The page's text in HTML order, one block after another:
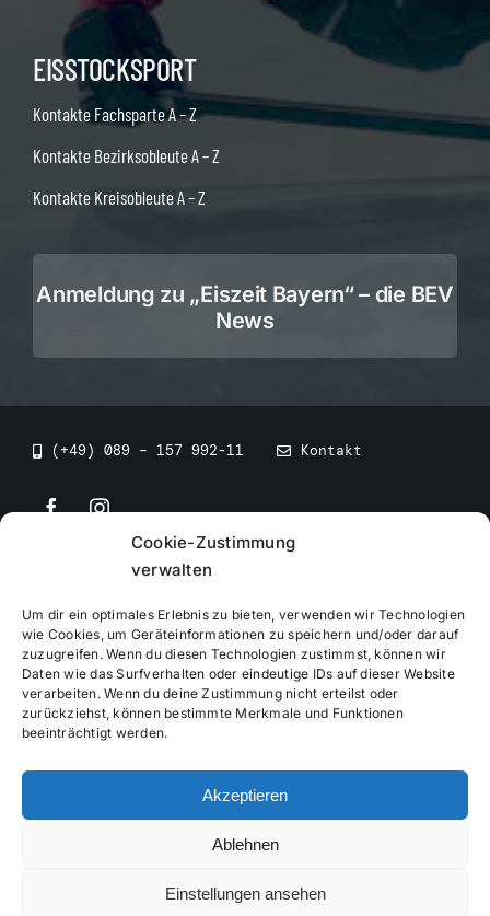
Cookie-Zustimmung
verwalten
Um dir ein optimales Erlebnis zu bieten, verwenden wir Technologien
wie Cookies, um Geräteinformationen zu speichern und/oder darauf
zuzugreifen. Wenn du diesen Technologien zustimmst, können wir
Daten wie das Surfverhalten oder eindeutige IDs auf dieser Website
verarbeiten. Wenn du deine Zustimmung nicht erteilst oder
zurückziehst, können bestimmte Merkmale und Funktionen
beeinträchtigt werden.
Akzeptieren
Ablehnen
Einstellungen ansehen
EISSTOCKSPORT
Kontakte Fachsparte A – Z
Kontakte Bezirksobleute A – Z
Kontakte Kreisobleute A – Z
Anmeldung zu „Eiszeit Bayern“ – die BEV
News
(+49) 089 – 157 992-11 Kontakt
• BEV Bayerischer Eissportverband
Impressum
Datenschutzerklärung